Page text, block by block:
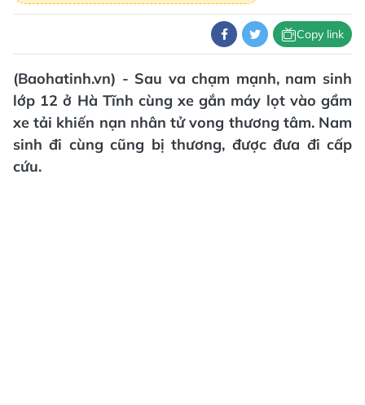
Copy link
(Baohatinh.vn) - Sau va chạm mạnh, nam sinh
lớp 12 ở Hà Tĩnh cùng xe gắn máy lọt vào gầm
xe tải khiến nạn nhân tử vong thương tâm. Nam
sinh đi cùng cũng bị thương, được đưa đi cấp
cứu.